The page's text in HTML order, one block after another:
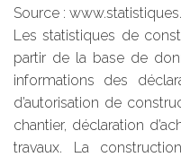
Source :
Les statistiques de
partir de la base de
informations des
d’autorisation de
chantier, déclaration
travaux. La